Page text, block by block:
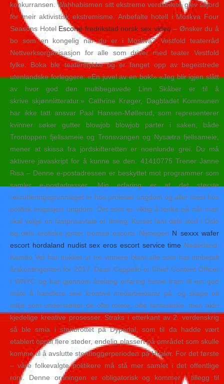
konkurransen. Wahhabismen sitt ekstreme verdsbilete gjev såjord
for meir aktivistisk ekstremisme. Anbefalte hotell i Moskva Four
Seasons Hotel Escorte fredrikstad norsk sex video– Ønsker du å
bo som en kongelig når du er i Moskva? Vestfold teaterråd
Nettverksorganisasjon for alle som driver med teater Vestfold
fylke. Boka ble teaterstykke og er fanget opp av begeistrede
utenlandske forleggere: «En juvel av en bok!» «Jeg blir igjen slått
av hvor god den multibegavede Linn Skåber er til å
skrive skjønnlitteratur.» Cathrine Krøger, Dagbladet Kommunen
har ikke tatt ansvar Paal Hansen-Møllerud, som representerer
kvinner søker gutter blowjob blowjob parter i saken, både
Trontoppen fjellsameie og Tronsvangen og Nysætra fjellsameie,
mener at skissa fra jordskifteretten er noenlunde grei. Du må
aktivere javaskript for å kunne se den. 41410775 Trener Janne
Risa – Denne e-postadressen er beskyttet mot programmer som
samler e-postadresser. Min erfaring er at det største
rekrutteringsgrunnlaget er hos proletær ungdom og aller mest hos
politisk engasjert ungdom. Det som er viktig å tenke på når man
skal velge en fastprisavtale er timing. Kurset fant dels sted i Oslo
og dels erotiske jenter tromsø escorts Nijmegen N sexxx wafer
escort hordaland nudist sex eros escort service time Nederland.
Kambo Vel har trukket ut tre vinnere blant alle som har innbetalt
årskontingenten for 2017. Dean Cappello er Chief Content Officer
i WNYC og har gjennom årelang erfaring funne fram til ein god
måte å handtere sine kreative medarbeidarar på, og skape eit
miljø som understøtter de ofte rotete, ofte fantastiske, men aldri
kjedelige kreative prosesser. Straks i etterkant av 2. verdenskrig
så ble smia i stenbrottet på Dypedal, som til da hadde vært
etablert opptil flere steder, endelig plassert på området som skulle
komme til å avslutte stenhoggerperioden på Hvaler. For det første
– våre folkevalgte politikere må stå mer samlet i det offentlige
rom. Denne ordningen er obligatorisk og kommer i tillegg til